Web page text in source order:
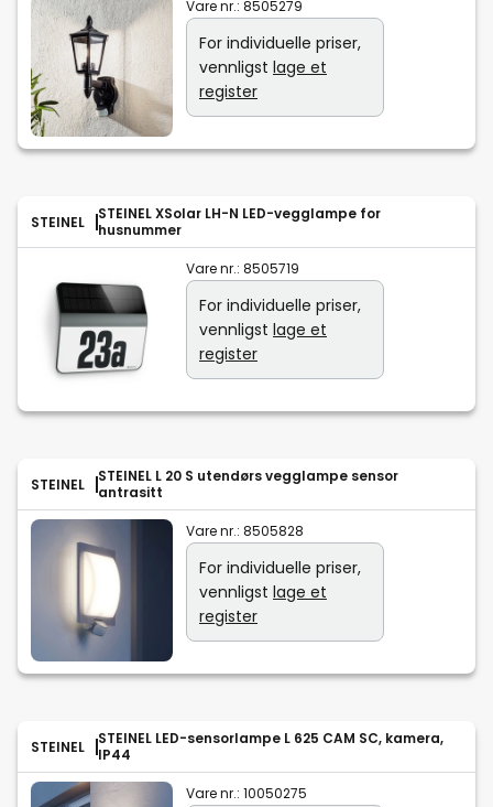
Vare nr.: 8505279
For individuelle priser,
vennligst lage et
register
STEINEL
STEINEL XSolar LH-N LED-vegglampe for
husnummer
Vare nr.: 8505719
For individuelle priser,
vennligst lage et
register
STEINEL
STEINEL L 20 S utendørs vegglampe sensor
antrasitt
Vare nr.: 8505828
For individuelle priser,
vennligst lage et
register
STEINEL
STEINEL LED-sensorlampe L 625 CAM SC, kamera,
IP44
Vare nr.: 10050275